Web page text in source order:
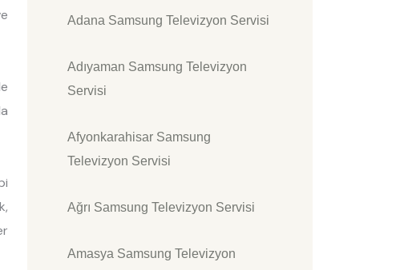
Adana Samsung Televizyon Servisi
Adıyaman Samsung Televizyon
Servisi
Afyonkarahisar Samsung
Televizyon Servisi
Ağrı Samsung Televizyon Servisi
Amasya Samsung Televizyon